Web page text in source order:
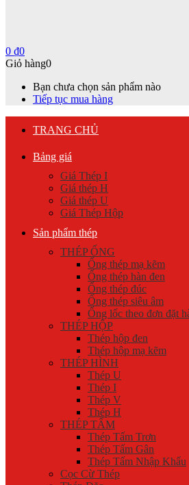
0 ₫0
Giỏ hàng0
Bạn chưa chọn sản phẩm nào
Tiếp tục mua hàng
TRANG CHỦ
Bảng giá
Giá Thép I
Giá thép H
Giá thép U
Giá Thép Hộp
Sản phẩm thép
THÉP ỐNG
Ống thép mạ kẽm
Ống thép hàn đen
Ống thép đúc
Ống thép siêu âm
Ống lốc theo đơn đặt
THÉP HỘP
Thép hộp đen
Thép hộp mạ kẽm
THÉP HÌNH
Thép U
Thép I
Thép V
Thép H
THÉP TẤM
Thép Tấm Trơn
Thép Tấm Gân
Thép Tấm Nhập Khẩu
Cọc Cừ Thép